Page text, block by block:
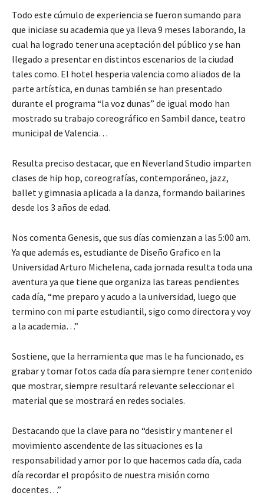
Todo este cúmulo de experiencia se fueron sumando para
que iniciase su academia que ya lleva 9 meses laborando, la
cual ha logrado tener una aceptación del público y se han
llegado a presentar en distintos escenarios de la ciudad
tales como. El hotel hesperia valencia como aliados de la
parte artística, en dunas también se han presentado
durante el programa “la voz dunas” de igual modo han
mostrado su trabajo coreográfico en Sambil dance, teatro
municipal de Valencia…
Resulta preciso destacar, que en Neverland Studio imparten
clases de hip hop, coreografías, contemporáneo, jazz,
ballet y gimnasia aplicada a la danza, formando bailarines
desde los 3 años de edad.
Nos comenta Genesis, que sus días comienzan a las 5:00 am.
Ya que además es, estudiante de Diseño Grafico en la
Universidad Arturo Michelena, cada jornada resulta toda una
aventura ya que tiene que organiza las tareas pendientes
cada día, “me preparo y acudo a la universidad, luego que
termino con mi parte estudiantil, sigo como directora y voy
a la academia…”
Sostiene, que la herramienta que mas le ha funcionado, es
grabar y tomar fotos cada día para siempre tener contenido
que mostrar, siempre resultará relevante seleccionar el
material que se mostrará en redes sociales.
Destacando que la clave para no “desistir y mantener el
movimiento ascendente de las situaciones es la
responsabilidad y amor por lo que hacemos cada día, cada
día recordar el propósito de nuestra misión como
docentes…”